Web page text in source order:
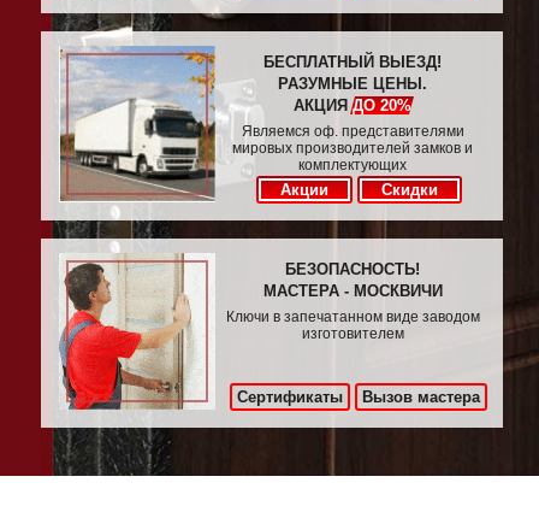
БЕСПЛАТНЫЙ ВЫЕЗД!
РАЗУМНЫЕ ЦЕНЫ.
АКЦИЯДО 20%
Являемся оф. представителями
мировых производителей замков и
комплектующих
Акции Скидки
БЕЗОПАСНОСТЬ!
МАСТЕРА - МОСКВИЧИ
Ключи в запечатанном виде заводом
изготовителем
Сертификаты Вызов мастера